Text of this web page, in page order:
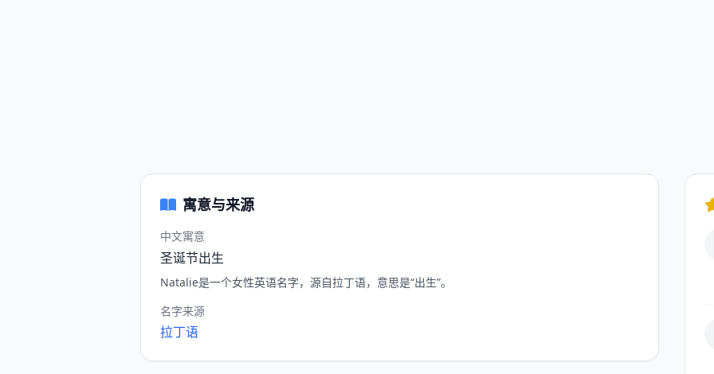
寓意与来源
中文寓意
圣诞节出生
Natalie是一个女性英语名字，源自拉丁语，意思是“出生”。
名字来源
拉丁语